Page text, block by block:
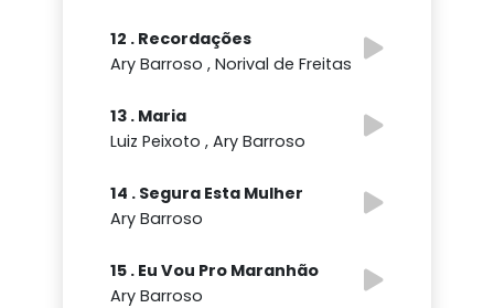
12 . Recordações
Ary Barroso , Norival de Freitas
13 . Maria
Luiz Peixoto , Ary Barroso
14 . Segura Esta Mulher
Ary Barroso
15 . Eu Vou Pro Maranhão
Ary Barroso